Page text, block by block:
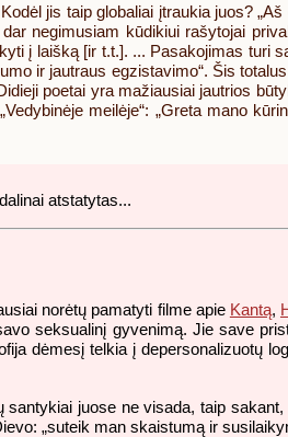
jis taip globaliai įtraukia juos?
negimusiam kūdikiui rašytojai
į laišką [ir t.t.]. ... Pasakojimas turi
ir jautraus egzistavimo“. Šis
poetai yra mažiausiai jautrios
meilėje“: „Greta mano
atstatytas...
norėtų pamatyti filme apie Kantą,
seksualinį gyvenimą. Jie save
dėmesį telkia į depersonalizuotų
juose ne visada, taip sakant,
„suteik man skaistumą ir